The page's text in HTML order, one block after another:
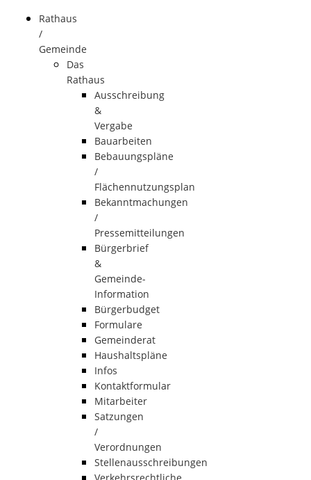
Rathaus
/
Gemeinde
Das
Rathaus
Ausschreibung
&
Vergabe
Bauarbeiten
Bebauungspläne
/
Flächennutzungsplan
Bekanntmachungen
/
Pressemitteilungen
Bürgerbrief
&
Gemeinde-
Information
Bürgerbudget
Formulare
Gemeinderat
Haushaltspläne
Infos
Kontaktformular
Mitarbeiter
Satzungen
/
Verordnungen
Stellenausschreibungen
Verkehrsrechtliche